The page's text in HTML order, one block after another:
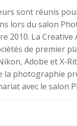
sont réunis
lors du salon
2010. La Creative
de premier
Adobe et X-
la photographie
avec le salon